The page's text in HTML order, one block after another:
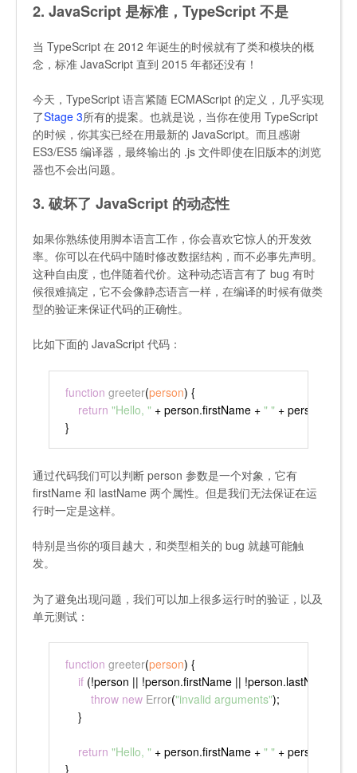
2. JavaScript 是标准，TypeScript 不是
当 TypeScript 在 2012 年诞生的时候就有了类和模块的概
念，标准 JavaScript 直到 2015 年都还没有！
今天，TypeScript 语言紧随 ECMAScript 的定义，几乎实现
了Stage 3所有的提案。也就是说，当你在使用 TypeScript
的时候，你其实已经在用最新的 JavaScript。而且感谢
ES3/ES5 编译器，最终输出的 .js 文件即使在旧版本的浏览
器也不会出问题。
3. 破坏了 JavaScript 的动态性
如果你熟练使用脚本语言工作，你会喜欢它惊人的开发效
率。你可以在代码中随时修改数据结构，而不必事先声明。
这种自由度，也伴随着代价。这种动态语言有了 bug 有时
候很难搞定，它不会像静态语言一样，在编译的时候有做类
型的验证来保证代码的正确性。
比如下面的 JavaScript 代码：
function greeter(person) {
return "Hello, " + person.firstName + " " + person.
}
通过代码我们可以判断 person 参数是一个对象，它有
firstName 和 lastName 两个属性。但是我们无法保证在运
行时一定是这样。
特别是当你的项目越大，和类型相关的 bug 就越可能触
发。
为了避免出现问题，我们可以加上很多运行时的验证，以及
单元测试：
function greeter(person) {
if (!person || !person.firstName || !person.lastName
throw new Error("invalid arguments");
    }
return "Hello, " + person.firstName + " " + person.
}